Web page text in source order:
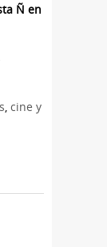
Ñ en
, cine y